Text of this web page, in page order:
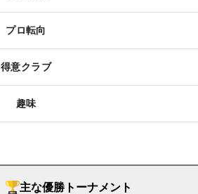
プロ転向
得意クラブ
趣味
主な優勝トーナメント